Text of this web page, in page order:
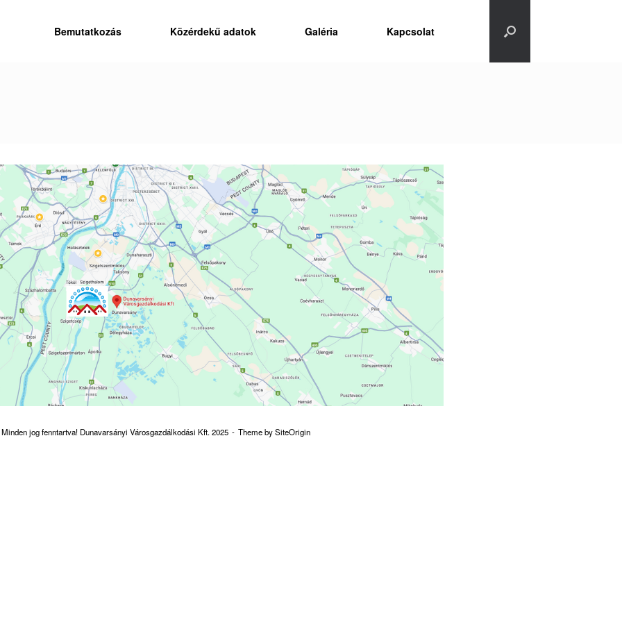
Bemutatkozás Közérdekű adatok Galéria Kapcsolat
Minden jog fenntartva! Dunavarsányi Városgazdálkodási Kft. 2025 Theme bySiteOrigin